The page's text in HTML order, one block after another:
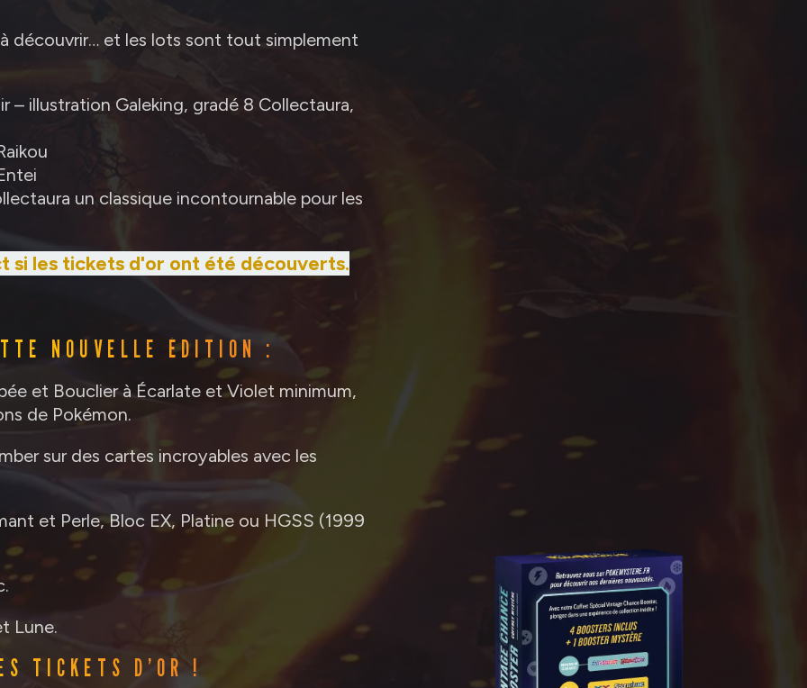
découvrir… et les lots sont tout simplement
– illustration Galeking, gradé 8 Collectaura,
un classique incontournable pour les
si les tickets d'or ont été découverts.
NOUVELLE ÉDITION :
et Bouclier à Écarlate et Violet minimum,
de Pokémon.
sur des cartes incroyables avec les
et Perle, Bloc EX, Platine ou HGSS (1999
Lune.
TICKETS D’OR !